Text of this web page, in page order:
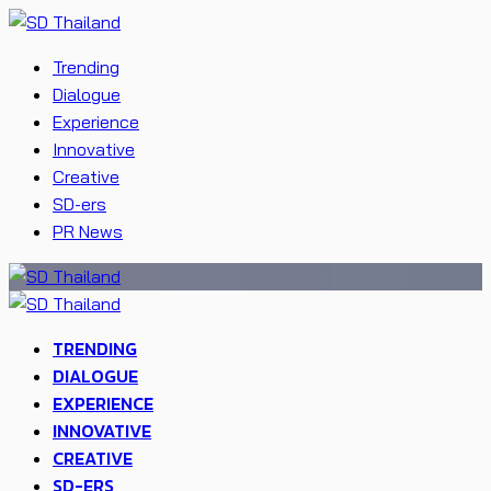
Trending
Dialogue
Experience
Innovative
Creative
SD-ers
PR News
TRENDING
DIALOGUE
EXPERIENCE
INNOVATIVE
CREATIVE
SD-ERS